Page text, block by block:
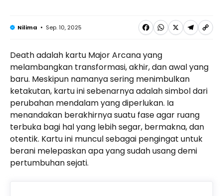
Nilima Sep. 10, 2025 F
c
e
b
o
o
k
W
a
t
s
A
p
p
X T
l
e
g
r
a
m
C
p
y
L
n
k
Death adalah kartu Major Arcana yang
melambangkan transformasi, akhir, dan awal yang
baru. Meskipun namanya sering menimbulkan
ketakutan, kartu ini sebenarnya adalah simbol dari
perubahan mendalam yang diperlukan. Ia
menandakan berakhirnya suatu fase agar ruang
terbuka bagi hal yang lebih segar, bermakna, dan
otentik. Kartu ini muncul sebagai pengingat untuk
berani melepaskan apa yang sudah usang demi
pertumbuhan sejati.